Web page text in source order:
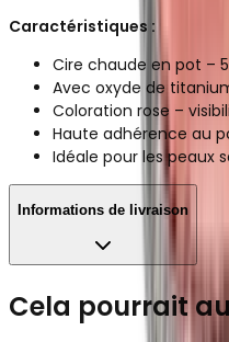
Caractéristiques :
Cire chaude en pot –
Avec oxyde de
Coloration rose –
Haute adhérence au
Idéale pour les peaux
Informations de livraison
Cela pourrait